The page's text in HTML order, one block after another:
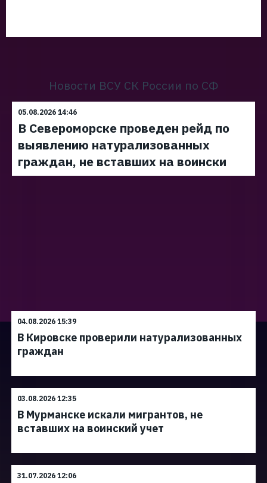
Новости ВСУ СК России по СФ
05.08.2026 14:46
В Североморске проведен рейд по
выявлению натурализованных
граждан, не вставших на воински
04.08.2026 15:39
В Кировске проверили натурализованных
граждан
03.08.2026 12:35
В Мурманске искали мигрантов, не
вставших на воинский учет
31.07.2026 12:06